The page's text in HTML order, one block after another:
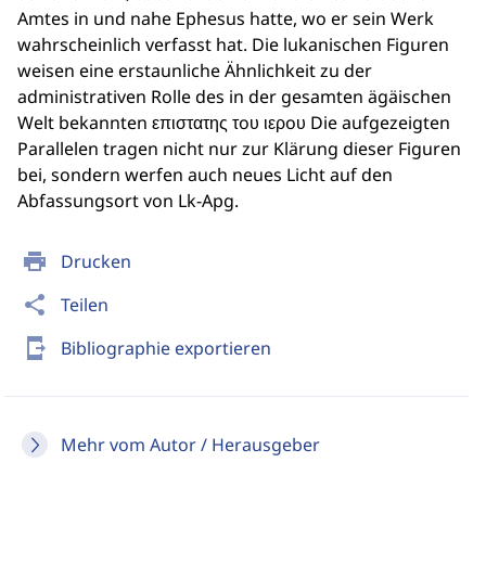
print Drucken
share Teilen
send_to_mobile Bibliographie exportieren
Mehr vom Autor / Herausgeber
Amtes in und nahe Ephesus hatte, wo er sein Werk
wahrscheinlich verfasst hat. Die lukanischen Figuren
weisen eine erstaunliche Ähnlichkeit zu der
administrativen Rolle des in der gesamten ägäischen
Welt bekannten επιστατης τoυ ιερoυ Die aufgezeigten
Parallelen tragen nicht nur zur Klärung dieser Figuren
bei, sondern werfen auch neues Licht auf den
Abfassungsort von Lk-Apg.